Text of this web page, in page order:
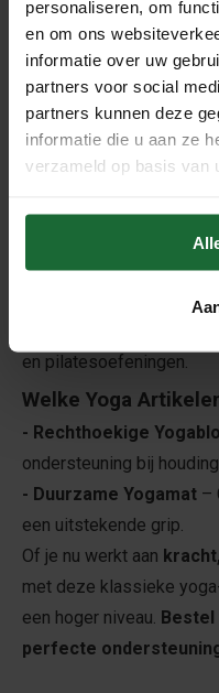
personaliseren, om
en om ons
informatie over uw
partners voor social
partners kunnen deze
informatie die u aan ze
verzameld op basis van
gecontroleerde
Thuis- & Studiogebruik
Voordelen van
✔100% Natuurlijk &
yogablokken van kurk
stretching en diepe
✔Antislip &
zorgt voor een stabiele
en pilatesoefeningen.
Welke Yoga
- Rechthoekige
ondersteuning bij
- Duurzame Yogamat –
een uitstekende grip.
Of je nu werkt aan
met deze klassieke
een hoger niveau. Bestel
perfecte